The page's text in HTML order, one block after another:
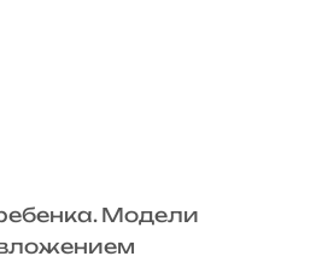
Модели
вложением